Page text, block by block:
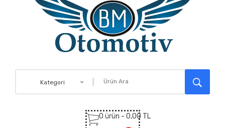
Kategori
0 ürün - 0,00 TL